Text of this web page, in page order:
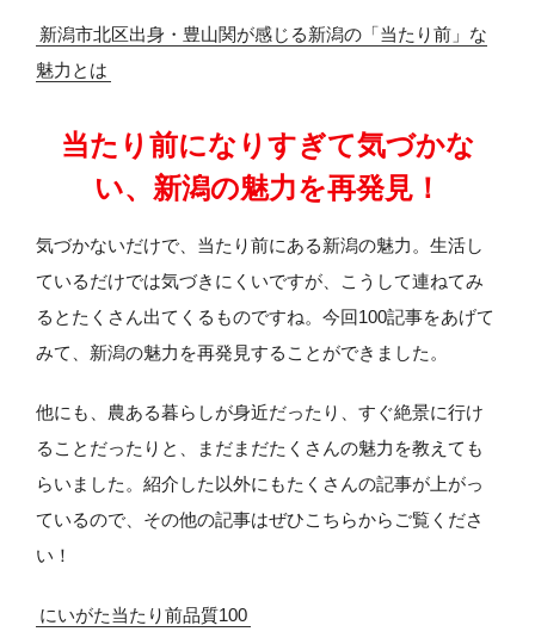
新潟市北区出身・豊山関が感じる新潟の「当たり前」な
魅力とは
当たり前になりすぎて気づかな
い、新潟の魅力を再発見！
気づかないだけで、当たり前にある新潟の魅力。生活し
ているだけでは気づきにくいですが、こうして連ねてみ
るとたくさん出てくるものですね。今回100記事をあげて
みて、新潟の魅力を再発見することができました。
他にも、農ある暮らしが身近だったり、すぐ絶景に行け
ることだったりと、まだまだたくさんの魅力を教えても
らいました。紹介した以外にもたくさんの記事が上がっ
ているので、その他の記事はぜひこちらからご覧くださ
い！
にいがた当たり前品質100